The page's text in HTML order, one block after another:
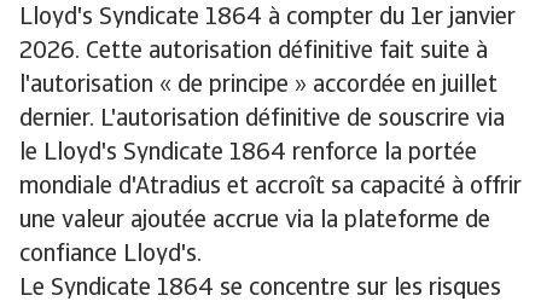
Lloyd's Syndicate 1864 à compter du 1er janvier
2026. Cette autorisation définitive fait suite à
l'autorisation « de principe » accordée en juillet
dernier. L'autorisation définitive de souscrire via
le Lloyd's Syndicate 1864 renforce la portée
mondiale d'Atradius et accroît sa capacité à offrir
une valeur ajoutée accrue via la plateforme de
confiance Lloyd's.
Le Syndicate 1864 se concentre sur les risques